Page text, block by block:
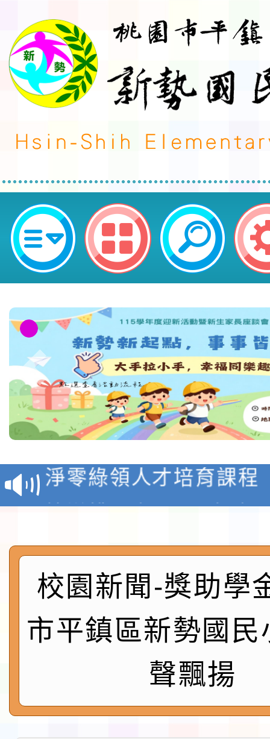
桃園市平鎮區新勢國民小學
教育部校安中心白海豚
報
淨零綠領人才培育課程
檢送桃園市115學年度
實施要點各1份
程
函轉國家通訊傳播委員
鎮韌性（防空）演習－
速演練執行計畫」
法」
本校115學年度第1學
第3次招考代課鐘點教
告(不再辦理後續甄選)
檢送「桃園市115學年
賽實施要點」1份
本市「115學年度學生
校園新聞-獎助學
市平鎮區新勢國民
聲飄揚